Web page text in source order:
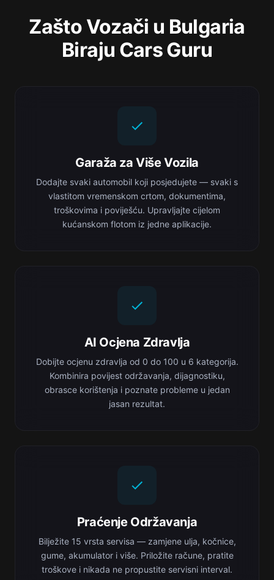
Zašto Vozači u Bulgaria
Biraju Cars Guru
Garaža za Više Vozila
Dodajte svaki automobil koji posjedujete — svaki s
vlastitom vremenskom crtom, dokumentima,
troškovima i poviješću. Upravljajte cijelom
kućanskom flotom iz jedne aplikacije.
AI Ocjena Zdravlja
Dobijte ocjenu zdravlja od 0 do 100 u 6 kategorija.
Kombinira povijest održavanja, dijagnostiku,
obrasce korištenja i poznate probleme u jedan
jasan rezultat.
Praćenje Održavanja
Bilježite 15 vrsta servisa — zamjene ulja, kočnice,
gume, akumulator i više. Priložite račune, pratite
troškove i nikada ne propustite servisni interval.